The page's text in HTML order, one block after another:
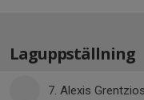
Laguppställning
7. Alexis